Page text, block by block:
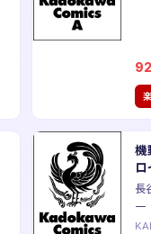
機
ロ
長
一